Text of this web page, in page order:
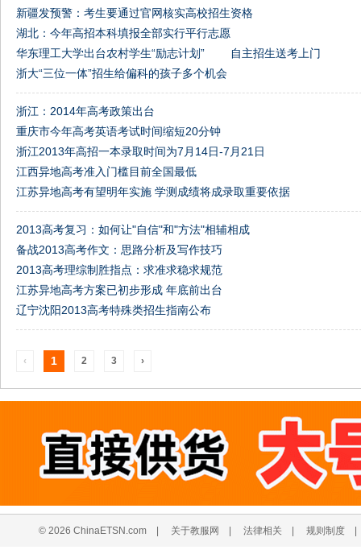
新疆发预警：考生要通过官网核实高校招生资格
湖北：今年高招本科填报全部实行平行志愿
华东理工大学出台农村学生“励志计划” 自主招生送考上门
浙大“三位一体”招生给偏科的孩子多个机会
浙江：2014年高考政策出台
重庆市今年高考英语考试时间缩短20分钟
浙江2013年高招一本录取时间为7月14日-7月21日
江西异地高考准入门槛目前全国最低
江苏异地高考有望明年实施 学测成绩将成录取重要依据
2013高考复习：如何让"自信"和"方法"相辅相成
备战2013高考作文：思路分析及写作技巧
2013高考理综制胜指点：求准求稳求规范
江苏异地高考方案已初步形成 年底前出台
辽宁沈阳2013高考特殊类招生指南公布
‹ 1 2 3 ›
© 2026 ChinaETSN.com| 关于教服网 法律相关 规则制度